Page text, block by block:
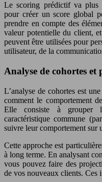
Le scoring prédictif va plus
pour créer un score global
prendre en compte des
valeur potentielle du client,
peuvent être utilisées pour
utilisateur, de la
Analyse de cohortes
L’analyse de cohortes est
comment le comportement
Elle consiste à grouper
caractéristique commune
suivre leur comportement sur
Cette approche est
à long terme. En analysant
vous pouvez faire des
de vos nouveaux clients. Ces